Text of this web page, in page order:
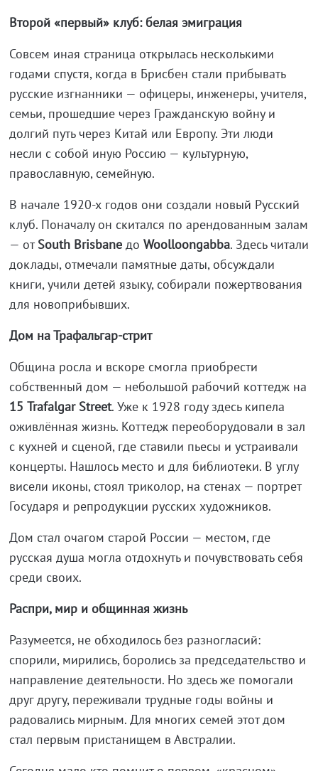
Второй «первый» клуб: белая эмиграция
Совсем иная страница открылась несколькими
годами спустя, когда в Брисбен стали прибывать
русские изгнанники — офицеры, инженеры, учителя,
семьи, прошедшие через Гражданскую войну и
долгий путь через Китай или Европу. Эти люди
несли с собой иную Россию — культурную,
православную, семейную.
В начале 1920-х годов они создали новый Русский
клуб. Поначалу он скитался по арендованным залам
— отSouth Brisbaneдо Woolloongabba. Здесь читали
доклады, отмечали памятные даты, обсуждали
книги, учили детей языку, собирали пожертвования
для новоприбывших.
Дом на Трафальгар‑стрит
Община росла и вскоре смогла приобрести
собственный дом — небольшой рабочий коттедж на
15 Trafalgar Street. Уже к 1928 году здесь кипела
оживлённая жизнь. Коттедж переоборудовали в зал
с кухней и сценой, где ставили пьесы и устраивали
концерты. Нашлось место и для библиотеки. В углу
висели иконы, стоял триколор, на стенах — портрет
Государя и репродукции русских художников.
Дом стал очагом старой России — местом, где
русская душа могла отдохнуть и почувствовать себя
среди своих.
Распри, мир и общинная жизнь
Разумеется, не обходилось без разногласий:
спорили, мирились, боролись за председательство и
направление деятельности. Но здесь же помогали
друг другу, переживали трудные годы войны и
радовались мирным. Для многих семей этот дом
стал первым пристанищем в Австралии.